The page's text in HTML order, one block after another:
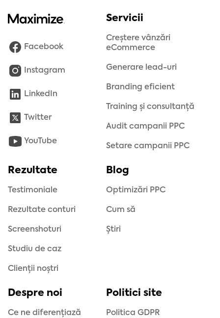
Facebook
Instagram
LinkedIn
Twitter
YouTube
Servicii
Creștere vânzări
eCommerce
Generare lead-uri
Branding eficient
Training și consultanță
Audit campanii PPC
Setare campanii PPC
Rezultate
Testimoniale
Rezultate conturi
Screenshoturi
Studiu de caz
Clienții noștri
Blog
Optimizări PPC
Cum să
Știri
Despre noi
Ce ne diferențiază
Politici site
Politica GDPR